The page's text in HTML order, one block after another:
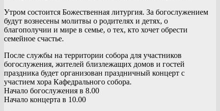
Утром состоится Божественная литургия. За богослужением
будут вознесены молитвы о родителях и детях, о
благополучии и мире в семье, о тех, кто хочет обрести
семейное счастье.
После службы на территории собора для участников
богослужения, жителей близлежащих домов и гостей
праздника будет организован праздничный концерт с
участием хора Кафедрального собора.
Начало богослужения в 8.00
Начало концерта в 10.00